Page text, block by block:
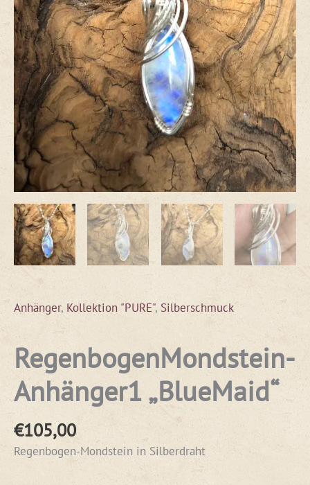
Anhänger, Kollektion "PURE",Silberschmuck
RegenbogenMondstein-
Anhänger1 „BlueMaid“
€105,00
Regenbogen-Mondstein in Silberdraht